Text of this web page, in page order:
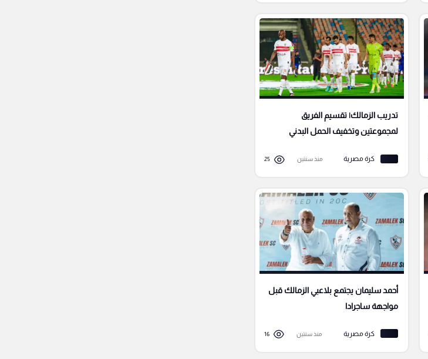
كرة مصرية
تدريب الزمالك| تقسيم الفريق
لمجموعتين وتخفيف الحمل البدني
منذ سنتين 25
كرة مصرية
أحمد سليمان يجتمع بلاعبي الزمالك قبل
مواجهة ساجرادا
منذ سنتين 16